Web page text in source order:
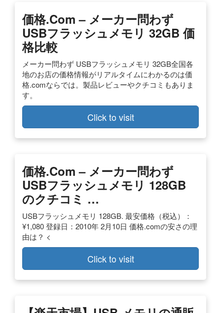
価格.com – メーカー問わず
USBフラッシュメモリ 32GB 価
格比較
メーカー問わず USBフラッシュメモリ 32GB全国各
地のお店の価格情報がリアルタイムにわかるのは価
格.comならでは。製品レビューやクチコミもありま
す。
Click to visit
価格.com – メーカー問わず
USBフラッシュメモリ 128GB
のクチコミ …
USBフラッシュメモリ 128GB. 最安価格（税込）：
¥1,080 登録日：2010年 2月10日 価格.comの安さの理
由は？ <
Click to visit